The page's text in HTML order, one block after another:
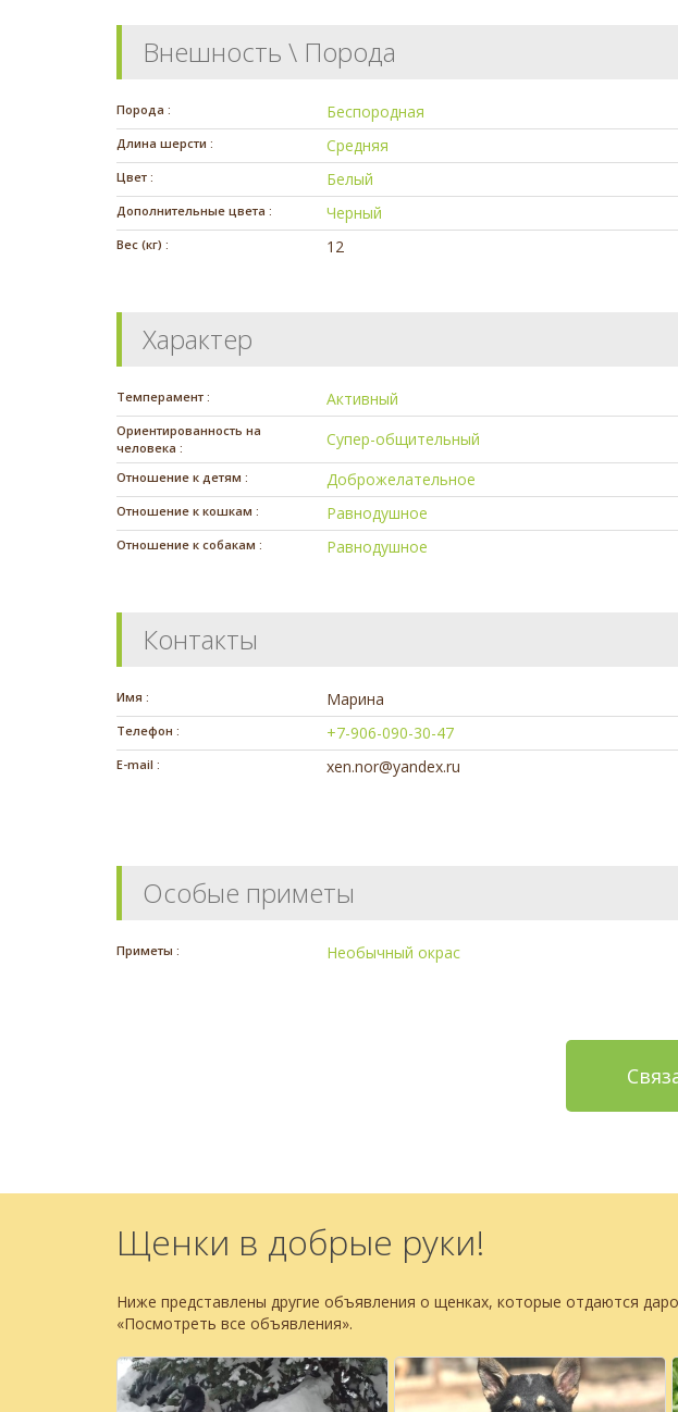
Внешность \ Порода
Порода : Беспородная
Длина шерсти : Средняя
Цвет : Белый
Дополнительные цвета : Черный
Вес (кг) : 12
Характер
Темперамент : Активный
Ориентированность на
человека :
Супер-общительный
Отношение к детям : Доброжелательное
Отношение к кошкам : Равнодушное
Отношение к собакам : Равнодушное
Контакты
Имя : Марина
Телефон : +7-906-090-30-47
E-mail : xen.nor@yandex.ru
Особые приметы
Приметы : Необычный окрас
Щенки в добрые руки!
Ниже представлены другие объявления о щенках, которые отдаются
«Посмотреть все объявления».